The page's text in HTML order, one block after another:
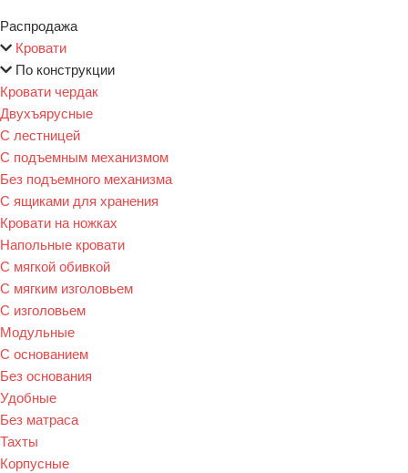
Распродажа
Кровати
По конструкции
Кровати чердак
Двухъярусные
С лестницей
С подъемным механизмом
Без подъемного механизма
С ящиками для хранения
Кровати на ножках
Напольные кровати
С мягкой обивкой
С мягким изголовьем
С изголовьем
Модульные
С основанием
Без основания
Удобные
Без матраса
Тахты
Корпусные